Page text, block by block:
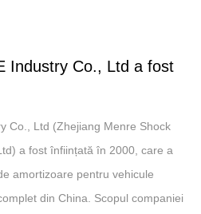
Industry Co., Ltd a fost
Co., Ltd (Zhejiang Menre Shock
a fost înființată în 2000, care a
amortizoare pentru vehicule
din China. Scopul companiei